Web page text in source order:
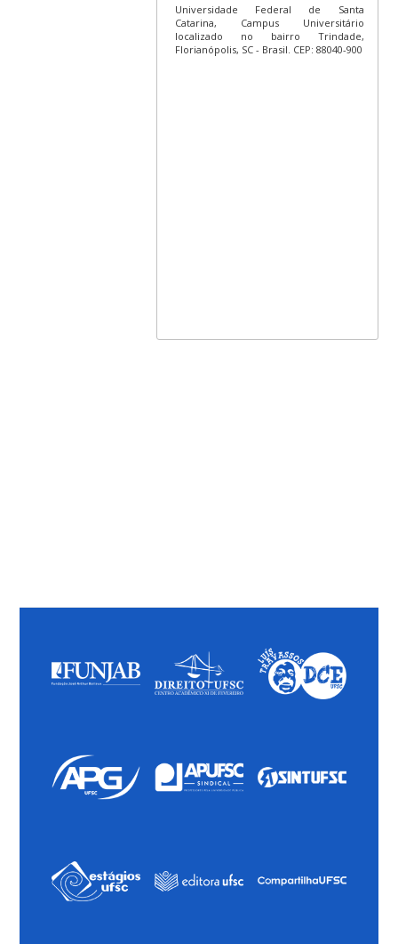
Universidade Federal de Santa
Catarina, Campus Universitário
localizado no bairro Trindade,
Florianópolis, SC - Brasil. CEP: 88040-900